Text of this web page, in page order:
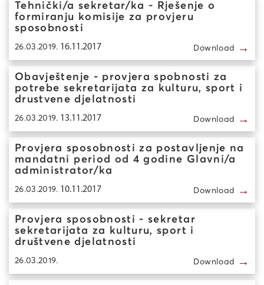
Tehnički/a sekretar/ka - Rješenje o
formiranju komisije za provjeru
sposobnosti
26.03.2019. Download →
16.11.2017
Obavještenje - provjera spobnosti za
potrebe sekretarijata za kulturu, sport i
drustvene djelatnosti
26.03.2019. Download →
13.11.2017
Provjera sposobnosti za postavljenje na
mandatni period od 4 godine Glavni/a
administrator/ka
26.03.2019. Download →
10.11.2017
Provjera sposobnosti - sekretar
sekretarijata za kulturu, sport i
društvene djelatnosti
26.03.2019. Download →